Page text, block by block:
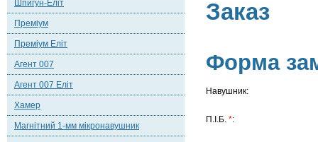
Шпигун-Еліт
Преміум
Преміум Еліт
Агент 007
Агент 007 Еліт
Хамер
Магнітний 1-мм мікронавушник
Заказ
Форма
Навушник:
П.І.Б. *: